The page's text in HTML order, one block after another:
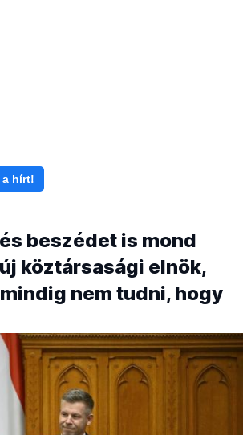
a hírt!
beszédet is mond
köztársasági elnök,
nem tudni, hogy